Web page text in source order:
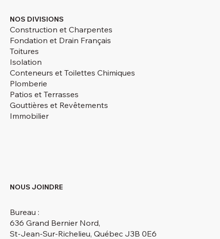
NOS DIVISIONS
Construction et Charpentes
Fondation et Drain Français
Toitures
Isolation
Conteneurs et Toilettes Chimiques
Plomberie
Patios et Terrasses
Gouttières et Revêtements
Immobilier
NOUS JOINDRE
Bureau :
636 Grand Bernier Nord,
St-Jean-Sur-Richelieu, Québec J3B 0E6